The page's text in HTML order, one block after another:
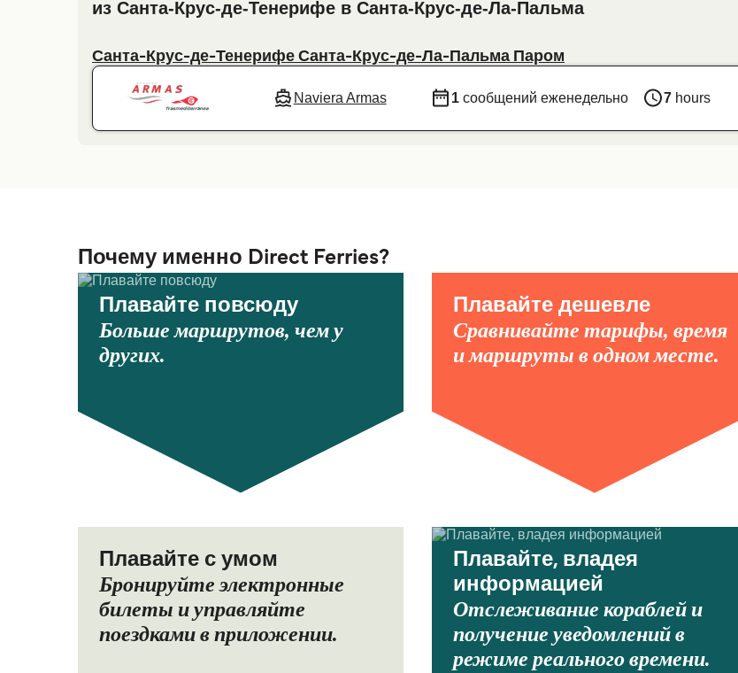
из Санта-Крус-де-Тенерифе в Санта-Крус-де-Ла-Пальма
Санта-Крус-де-Тенерифе Санта-Крус-де-Ла-Пальма Паром
Naviera Armas 1 сообщений еженедельно 7 hours
Почему именно Direct Ferries?
Плавайте повсюду
Больше маршрутов, чем у
других.
Плавайте дешевле
Сравнивайте тарифы, время
и маршруты в одном месте.
Плавайте с умом
Бронируйте электронные
билеты и управляйте
поездками в приложении.
Плавайте, владея
информацией
Отслеживание кораблей и
получение уведомлений в
режиме реального времени.